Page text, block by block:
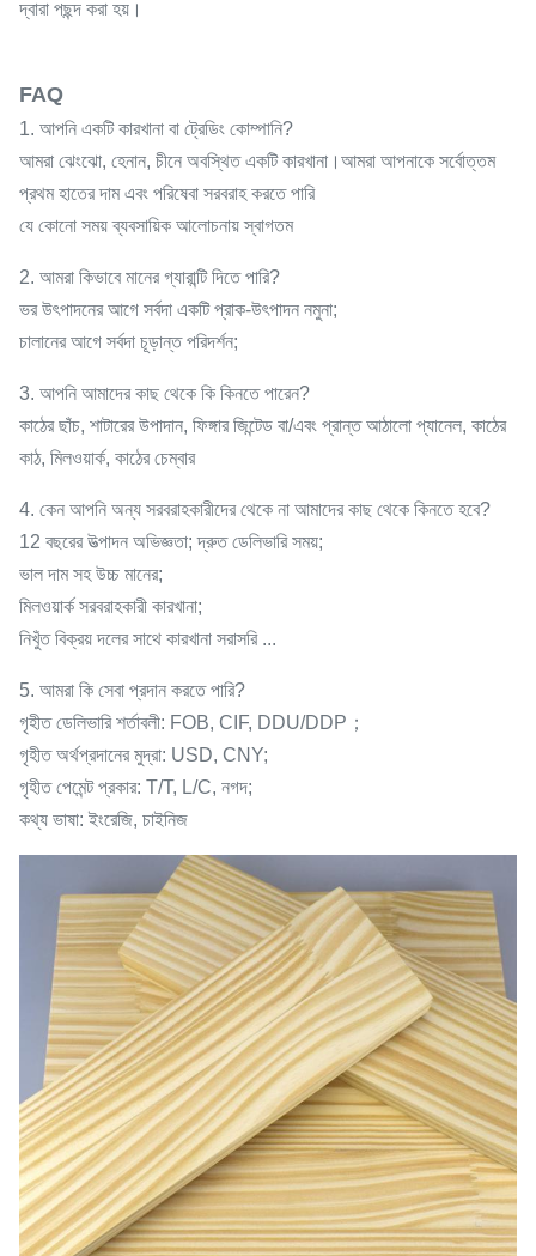
দ্বারা পছন্দ করা হয়।
FAQ
1. আপনি একটি কারখানা বা ট্রেডিং কোম্পানি?
আমরা ঝেংঝো, হেনান, চীনে অবস্থিত একটি কারখানা।আমরা আপনাকে সর্বোত্তম
প্রথম হাতের দাম এবং পরিষেবা সরবরাহ করতে পারি
যে কোনো সময় ব্যবসায়িক আলোচনায় স্বাগতম
2. আমরা কিভাবে মানের গ্যারান্টি দিতে পারি?
ভর উৎপাদনের আগে সর্বদা একটি প্রাক-উৎপাদন নমুনা;
চালানের আগে সর্বদা চূড়ান্ত পরিদর্শন;
3. আপনি আমাদের কাছ থেকে কি কিনতে পারেন?
কাঠের ছাঁচ, শাটারের উপাদান, ফিঙ্গার জিন্টেড বা/এবং প্রান্ত আঠালো প্যানেল, কাঠের
কাঠ, মিলওয়ার্ক, কাঠের চেম্বার
4. কেন আপনি অন্য সরবরাহকারীদের থেকে না আমাদের কাছ থেকে কিনতে হবে?
12 বছরের উত্পাদন অভিজ্ঞতা; দ্রুত ডেলিভারি সময়;
ভাল দাম সহ উচ্চ মানের;
মিলওয়ার্ক সরবরাহকারী কারখানা;
নিখুঁত বিক্রয় দলের সাথে কারখানা সরাসরি ...
5. আমরা কি সেবা প্রদান করতে পারি?
গৃহীত ডেলিভারি শর্তাবলী: FOB, CIF, DDU/DDP；
গৃহীত অর্থপ্রদানের মুদ্রা: USD, CNY;
গৃহীত পেমেন্ট প্রকার: T/T, L/C, নগদ;
কথ্য ভাষা: ইংরেজি, চাইনিজ